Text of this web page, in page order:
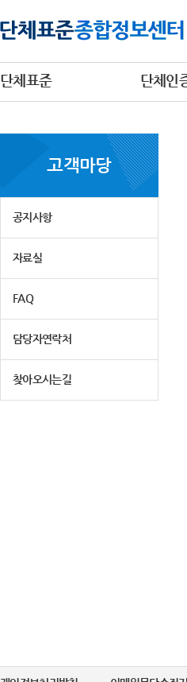
단체표준 단체인
고객마당
공지사항
자료실
FAQ
담당자연락처
찾아오시는길